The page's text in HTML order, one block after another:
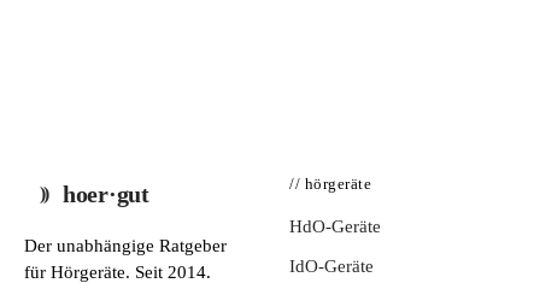
hoer·gut
Der unabhängige Ratgeber
für Hörgeräte. Seit 2014.
// hörgeräte
HdO-Geräte
IdO-Geräte